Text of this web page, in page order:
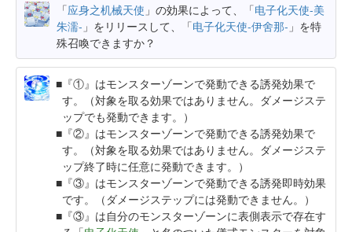
「应身之机械天使 」の効果によって、「电子化天使-美
朱濡- 」をリリースして、「电子化天使-伊舍那- 」を特
殊召喚できますか？
『①』はモンスターゾーンで発動できる誘発効果で
す。（対象を取る効果ではありません。ダメージステ
ップでも発動できます。）
『②』はモンスターゾーンで発動できる誘発効果で
す。（対象を取る効果ではありません。ダメージステ
ップ終了時に任意に発動できます。）
『③』はモンスターゾーンで発動できる誘発即時効果
です。（ダメージステップには発動できません。）
『③』は自分のモンスターゾーンに表側表示で存在す